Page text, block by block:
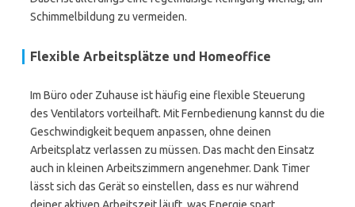
Schimmelbildung zu vermeiden.
Flexible Arbeitsplätze und Homeoffice
Im Büro oder Zuhause ist häufig eine flexible Steuerung
des Ventilators vorteilhaft. Mit Fernbedienung kannst du die
Geschwindigkeit bequem anpassen, ohne deinen
Arbeitsplatz verlassen zu müssen. Das macht den Einsatz
auch in kleinen Arbeitszimmern angenehmer. Dank Timer
lässt sich das Gerät so einstellen, dass es nur während